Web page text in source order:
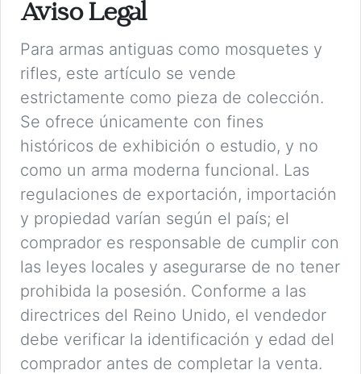
Aviso Legal
Para armas antiguas como mosquetes y
rifles, este artículo se vende
estrictamente como pieza de colección.
Se ofrece únicamente con fines
históricos de exhibición o estudio, y no
como un arma moderna funcional. Las
regulaciones de exportación, importación
y propiedad varían según el país; el
comprador es responsable de cumplir con
las leyes locales y asegurarse de no tener
prohibida la posesión. Conforme a las
directrices del Reino Unido, el vendedor
debe verificar la identificación y edad del
comprador antes de completar la venta.